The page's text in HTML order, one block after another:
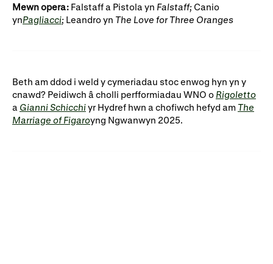
Mewn opera: Falstaff a Pistola yn Falstaff; Canio
ynPagliacci; Leandro yn The Love for Three Oranges
Beth am ddod i weld y cymeriadau stoc enwog hyn yn y
cnawd? Peidiwch â cholli perfformiadau WNO o Rigoletto
a Gianni Schicchiyr Hydref hwn a chofiwch hefyd am The
Marriage of Figaroyng Ngwanwyn 2025.